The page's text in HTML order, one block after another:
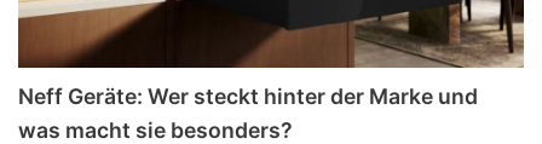
Neff Geräte: Wer steckt hinter der Marke und
was macht sie besonders?